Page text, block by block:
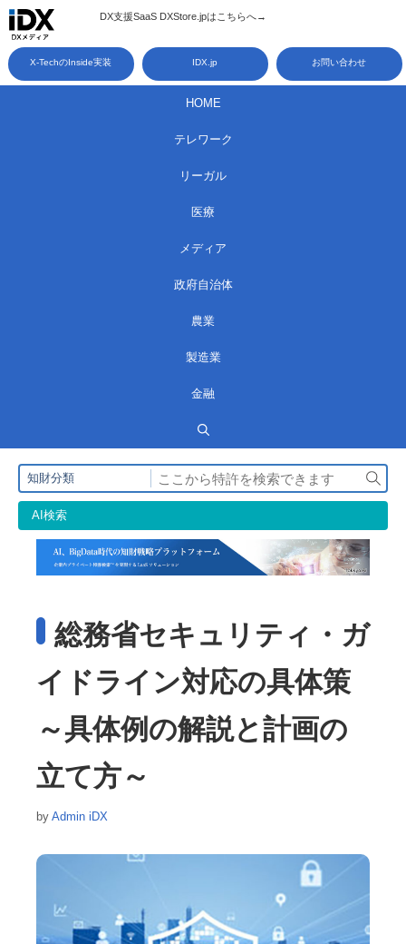
コ
ン
テ
DX支援SaaS DXStore.jpはこちらへ→​
X-TechのInside実装 IDX.jp お問い合わせ
HOME
テレワーク
リーガル
医療
メディア
政府自治体
農業
製造業
金融
知財分類
検
索
AI検索
総務省セキュリティ・ガ
イドライン対応の具体策
～具体例の解説と計画の
立て方～
by Admin iDX